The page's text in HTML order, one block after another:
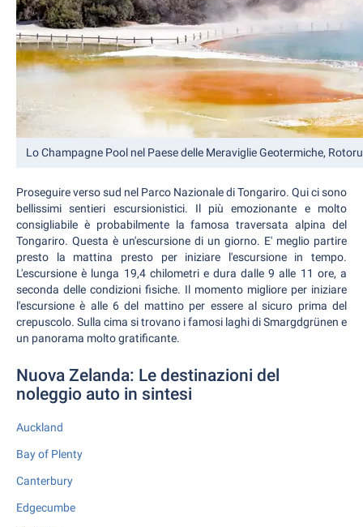
Lo Champagne Pool nel Paese delle Meraviglie Geotermiche,
Proseguire verso sud nel Parco Nazionale di Tongariro. Qui ci sono
bellissimi sentieri escursionistici. Il più emozionante e molto
consigliabile è probabilmente la famosa traversata alpina del
Tongariro. Questa è un'escursione di un giorno. E' meglio partire
presto la mattina presto per iniziare l'escursione in tempo.
L'escursione è lunga 19,4 chilometri e dura dalle 9 alle 11 ore, a
seconda delle condizioni fisiche. Il momento migliore per iniziare
l'escursione è alle 6 del mattino per essere al sicuro prima del
crepuscolo. Sulla cima si trovano i famosi laghi di Smargdgrünen e
un panorama molto gratificante.
Nuova Zelanda: Le destinazioni del
noleggio auto in sintesi
Auckland
Bay of Plenty
Canterbury
Edgecumbe